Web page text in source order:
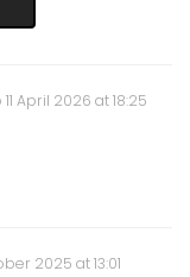
April 2026 at 18:25
2025 at 13:01